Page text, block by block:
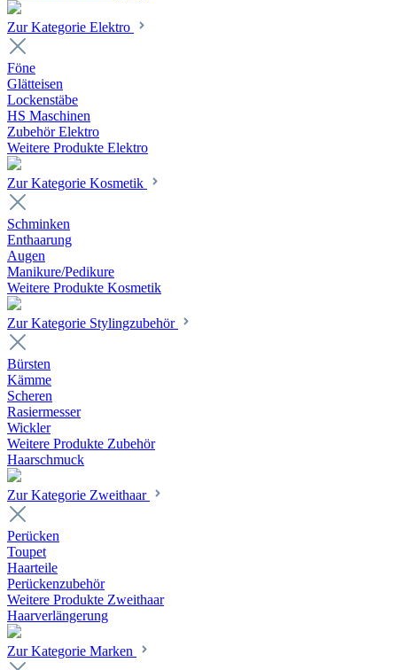
Zur Kategorie Elektro
Föne
Glätteisen
Lockenstäbe
HS Maschinen
Zubehör Elektro
Weitere Produkte Elektro
Zur Kategorie Kosmetik
Schminken
Enthaarung
Augen
Manikure/Pedikure
Weitere Produkte Kosmetik
Zur Kategorie Stylingzubehör
Bürsten
Kämme
Scheren
Rasiermesser
Wickler
Weitere Produkte Zubehör
Haarschmuck
Zur Kategorie Zweithaar
Perücken
Toupet
Haarteile
Perückenzubehör
Weitere Produkte Zweithaar
Haarverlängerung
Zur Kategorie Marken